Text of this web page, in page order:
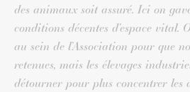
des animaux soit assuré. Ici on
conditions décentes d’espace vital.
au sein de l’Association pour que
retenues, mais les élevages
détourner pour plus concentrer les